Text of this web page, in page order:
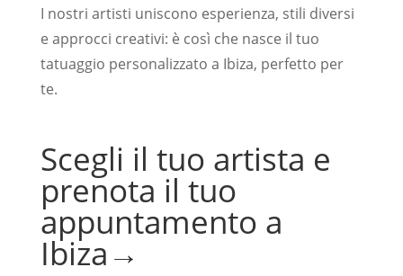
I nostri artisti uniscono esperienza, stili diversi
e approcci creativi: è così che nasce il tuo
tatuaggio personalizzato a Ibiza, perfetto per
te.
Scegli il tuo artista e
prenota il tuo
appuntamento a
Ibiza→